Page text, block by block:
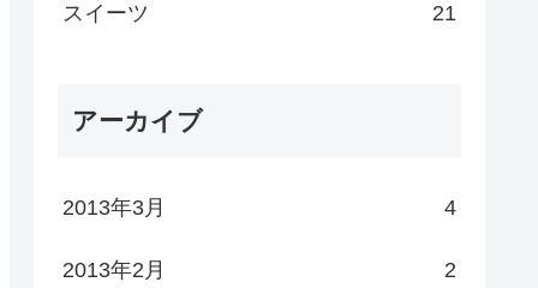
スイーツ 21
アーカイブ
2013年3月 4
2013年2月 2